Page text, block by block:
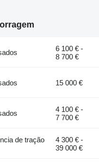
6 100 € -
8 700 €
15 000 €
4 100 € -
7 700 €
de tração
4 300 € -
39 000 €